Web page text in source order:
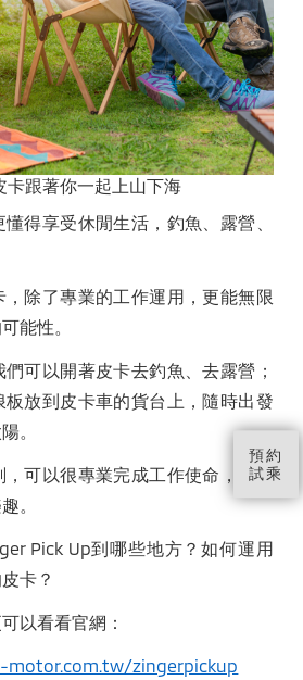
卡跟著你一起上山下海
得享受休閒生活，釣魚、露營、
除了專業的工作運用，更能無限
能性。
可以開著皮卡去釣魚、去露營；
放到皮卡車的貨台上，隨時出發
。
可以很專業完成工作使命，也可
。
Pick Up到哪些地方？如何運用
卡？
以看看官網：
zingerpickup
預約
試乘